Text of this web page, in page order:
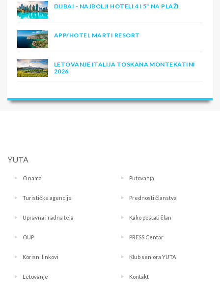
DUBAI - NAJBOLJI HOTELI 4 I 5* NA PLAŽI
APP/HOTEL MARTI RESORT
LETOVANJE ITALIJA TOSKANA MONTEKATINI
2026
YUTA
O nama Putovanja
Turističke agencije Prednosti članstva
Upravna i radna tela Kako postati član
OUP PRESS Centar
Korisni linkovi Klub seniora YUTA
Letovanje Kontakt